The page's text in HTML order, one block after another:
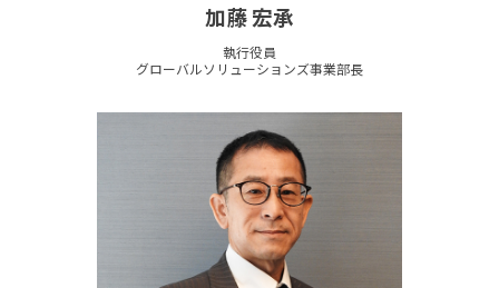
加藤 宏承
執行役員
グローバルソリューションズ事業部長